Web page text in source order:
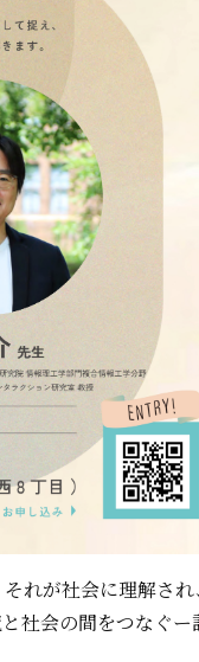
れが社会に理解さ
社会の間をつなぐ